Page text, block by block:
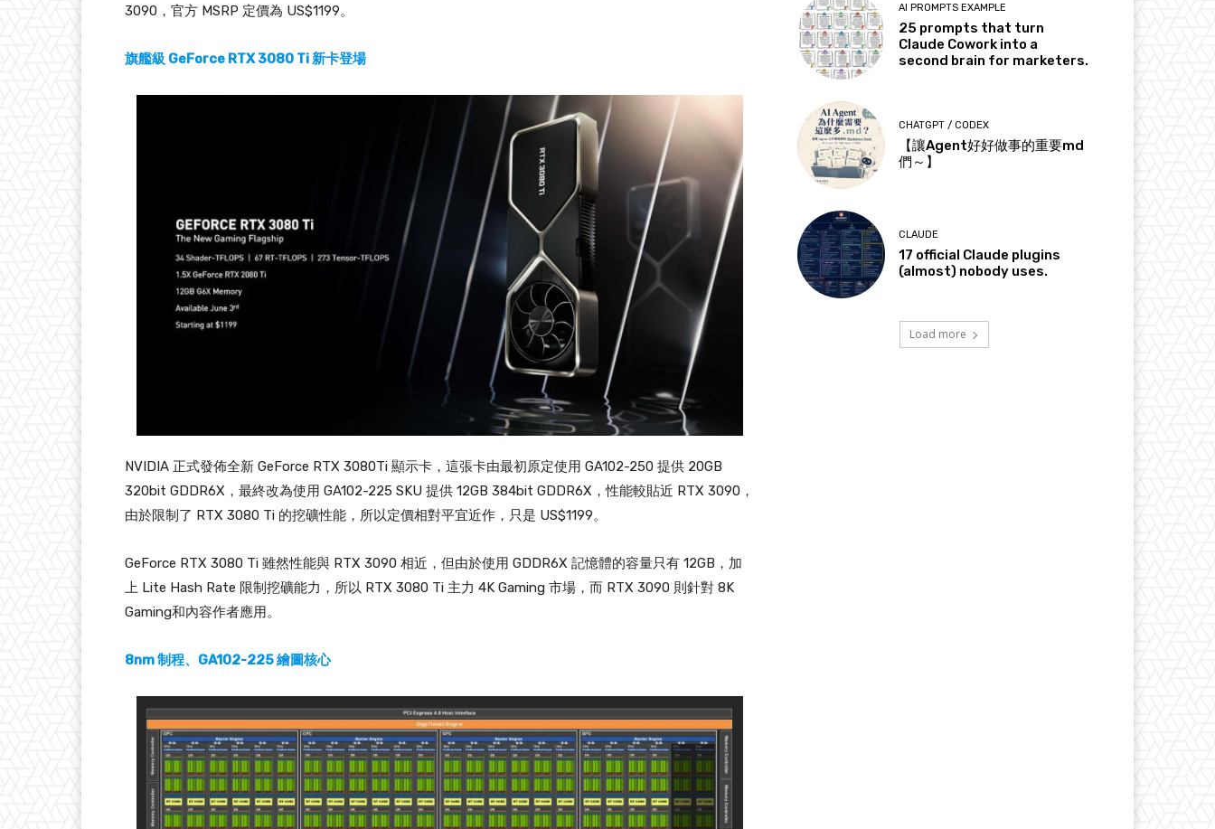
3090，官方 MSRP 定價為 US$1199。
旗艦級 GeForce RTX 3080 Ti 新卡登場
NVIDIA 正式發佈全新 GeForce RTX 3080Ti 顯示卡，這張卡由最初原定使用 GA102-250 提供 20GB
320bit GDDR6X，最終改為使用 GA102-225 SKU 提供 12GB 384bit GDDR6X，性能較貼近 RTX 3090，
由於限制了 RTX 3080 Ti 的挖礦性能，所以定價相對平宜近作，只是 US$1199。
GeForce RTX 3080 Ti 雖然性能與 RTX 3090 相近，但由於使用 GDDR6X 記憶體的容量只有 12GB，加
上 Lite Hash Rate 限制挖礦能力，所以 RTX 3080 Ti 主力 4K Gaming 市場，而 RTX 3090 則針對 8K
Gaming和內容作者應用。
8nm 制程、GA102-225 繪圖核心
AI PROMPTS EXAMPLE
25 prompts that turn
Claude Cowork into a
second brain for marketers.
CHATGPT / CODEX
【讓Agent好好做事的重要md
們～】
CLAUDE
17 official Claude plugins
(almost) nobody uses.
Load more